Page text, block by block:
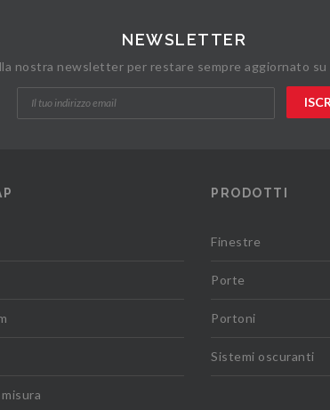
NEWSLETTER
nostra newsletter per restare sempre aggiornato su
PRODOTTI
Finestre
Porte
Portoni
Sistemi oscuranti